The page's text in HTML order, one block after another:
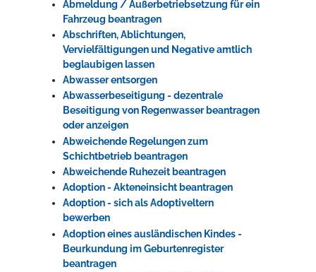
Erleben in Hockenheim
Spaß unter prickelnden Wasserfällen, das rauschende Meer im
Wellenbecken oder doch lieber die pure Entspannung auf der
Sprudelliege im Solebecken?
Abmeldung / Außerbetriebsetzung für ein
Fahrzeug beantragen
Abschriften, Ablichtungen,
Vervielfältigungen und Negative amtlich
beglaubigen lassen
Abwasser entsorgen
Abwasserbeseitigung - dezentrale
Beseitigung von Regenwasser beantragen
oder anzeigen
Abweichende Regelungen zum
Schichtbetrieb beantragen
Abweichende Ruhezeit beantragen
Adoption - Akteneinsicht beantragen
Adoption - sich als Adoptiveltern
bewerben
Adoption eines ausländischen Kindes -
Beurkundung im Geburtenregister
beantragen